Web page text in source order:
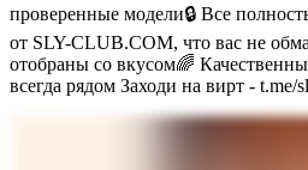
проверенные модели🔒 Все
от SLY-CLUB.COM, что вас не
отобраны со вкусом🌈
всегда рядом Заходи на вирт - t.me/